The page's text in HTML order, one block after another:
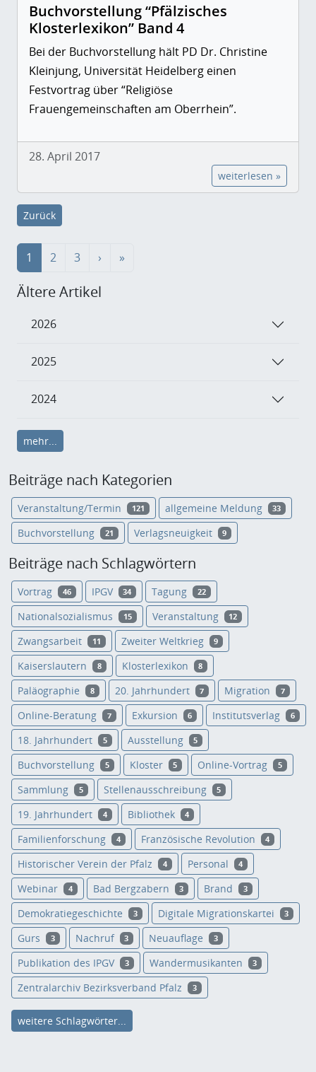
Buchvorstellung “Pfälzisches
Klosterlexikon” Band 4
Bei der Buchvorstellung hält PD Dr. Christine
Kleinjung, Universität Heidelberg einen
Festvortrag über “Religiöse
Frauengemeinschaften am Oberrhein”.
28. April 2017
weiterlesen »
Zurück
1 2 3 › »
Ältere Artikel
2026
2025
2024
mehr...
Beiträge nach Kategorien
Veranstaltung/Termin 121 allgemeine Meldung 33
Buchvorstellung 21 Verlagsneuigkeit 9
Beiträge nach Schlagwörtern
Vortrag 46 IPGV 34 Tagung 22
Nationalsozialismus 15 Veranstaltung 12
Zwangsarbeit 11 Zweiter Weltkrieg 9
Kaiserslautern 8 Klosterlexikon 8
Paläographie 8 20. Jahrhundert 7 Migration 7
Online-Beratung 7 Exkursion 6 Institutsverlag 6
18. Jahrhundert 5 Ausstellung 5
Buchvorstellung 5 Kloster 5 Online-Vortrag 5
Sammlung 5 Stellenausschreibung 5
19. Jahrhundert 4 Bibliothek 4
Familienforschung 4 Französische Revolution 4
Historischer Verein der Pfalz 4 Personal 4
Webinar 4 Bad Bergzabern 3 Brand 3
Demokratiegeschichte 3 Digitale Migrationskartei 3
Gurs 3 Nachruf 3 Neuauflage 3
Publikation des IPGV 3 Wandermusikanten 3
Zentralarchiv Bezirksverband Pfalz 3
weitere Schlagwörter...